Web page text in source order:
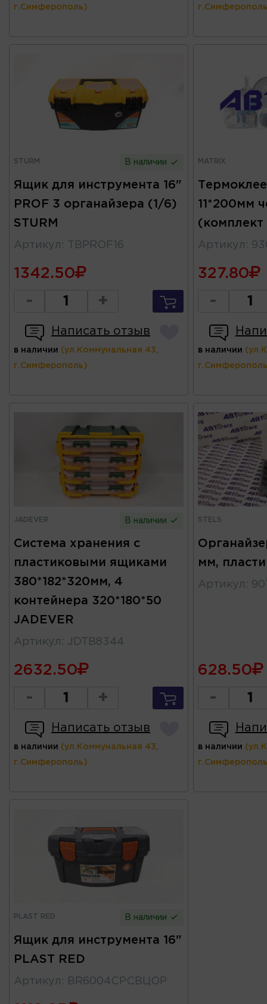
г.Симферополь)
STURM В наличии
Ящик для инструмента 16"
PROF 3 органайзера (1/6)
STURM
Артикул : TBPROF16
1342.50
- +
Написать отзыв
в наличии (ул.Коммунальная 43,
г.Симферополь)
MATRIX
11*200мм
(комплект
Артикул :
327.80
-
в наличии
JADEVER В наличии
Система хранения с
пластиковыми ящиками
380*182*320мм, 4
контейнера 320*180*50
JADEVER
Артикул : JDTB8344
2632.50
- +
Написать отзыв
в наличии (ул.Коммунальная 43,
г.Симферополь)
STELS
мм,
Артикул :
628.50
-
в наличии
PLAST RED В наличии
Ящик для инструмента 16"
PLAST RED
Артикул : BR6004СРСВЦОР